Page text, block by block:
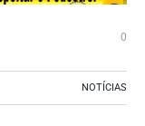
0
NOTÍCIAS